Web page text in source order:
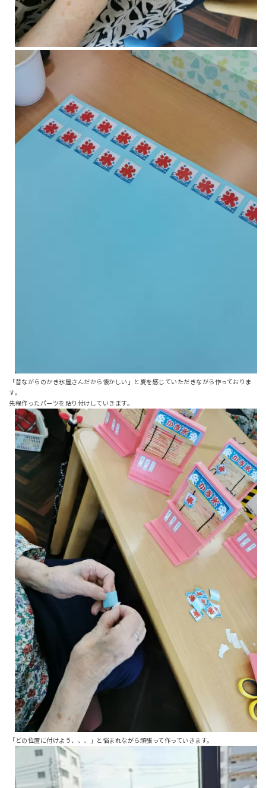
「昔ながらのかき氷屋さんだから懐かしい」と夏を感じていただきながら作っておりま
す。
先程作ったパーツを貼り付けしていきます。
「どの位置に付けよう、、、」と悩まれながら頑張って作っていきます。